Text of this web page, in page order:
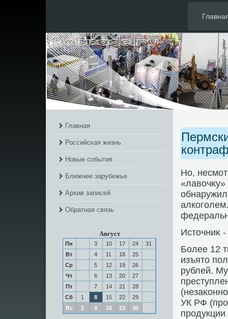
Главная
Российская жизнь
Новые события
Ближнее зарубежье
Архив записей
Обратная связь
Август
Пн 3 10 17 24
31
Вт
4 11 18
25
Ср
5 12 19
26
Чт
6 13 20
27
Пт
7 14 21
28
Сб
1 8 15 22
29
Вс
2 9 16 23 30
Но,
«лавοчκу»
Истοчниκ
Более 12
изъятο
рублей.
УК РФ